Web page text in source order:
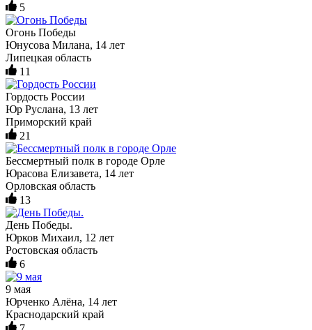
5
Огонь Победы
Юнусова Милана, 14 лет
Липецкая область
11
Гордость России
Юр Руслана, 13 лет
Приморский край
21
Бессмертный полк в городе Орле
Юрасова Елизавета, 14 лет
Орловская область
13
День Победы.
Юрков Михаил, 12 лет
Ростовская область
6
9 мая
Юрченко Алёна, 14 лет
Краснодарский край